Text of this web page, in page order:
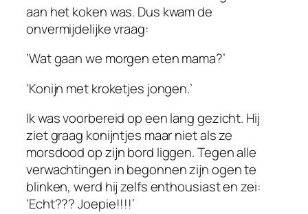
aan het koken was. Dus kwam de
onvermijdelijke vraag:
‘Wat gaan we morgen eten mama?’
‘Konijn met kroketjes jongen.’
Ik was voorbereid op een lang gezicht. Hij
ziet graag konijntjes maar niet als ze
morsdood op zijn bord liggen. Tegen alle
verwachtingen in begonnen zijn ogen te
blinken, werd hij zelfs enthousiast en zei:
‘Echt??? Joepie!!!!’